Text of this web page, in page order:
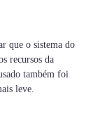
que o sistema do
recursos da
também foi
leve.